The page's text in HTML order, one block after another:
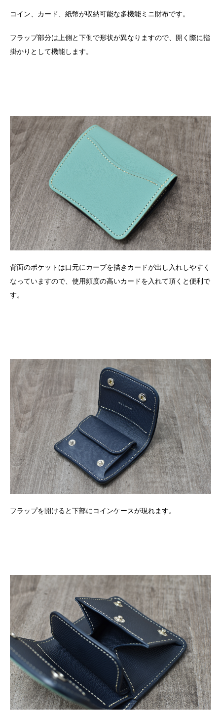
コイン、カード、紙幣が収納可能な多機能ミニ財布です。
フラップ部分は上側と下側で形状が異なりますので、開く際に指
掛かりとして機能します。
背面のポケットは口元にカーブを描きカードが出し入れしやすく
なっていますので、使用頻度の高いカードを入れて頂くと便利で
す。
フラップを開けると下部にコインケースが現れます。